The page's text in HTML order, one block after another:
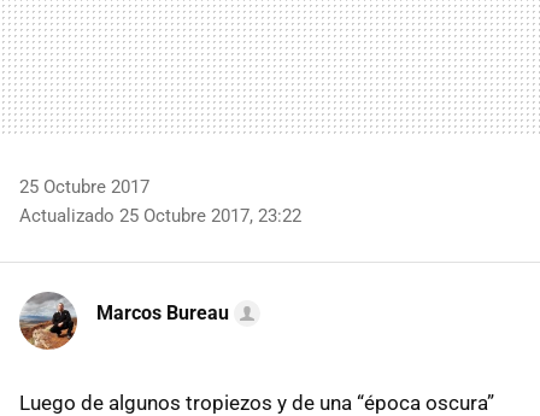
25 Octubre 2017
Actualizado 25 Octubre 2017, 23:22
Marcos Bureau
Luego de algunos tropiezos y de una “época oscura”